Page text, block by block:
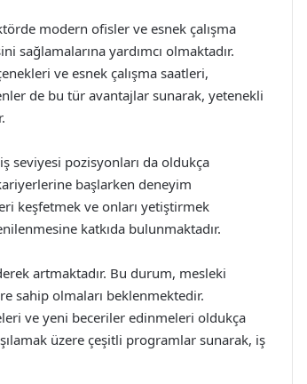
modern ofisler ve esnek çalışma
sağlamalarına yardımcı olmaktadır.
ve esnek çalışma saatleri,
de bu tür avantajlar sunarak, yetenekli
seviyesi pozisyonları da oldukça
başlarken deneyim
keşfetmek ve onları yetiştirmek
katkıda bulunmaktadır.
artmaktadır. Bu durum, mesleki
sahip olmaları beklenmektedir.
ve yeni beceriler edinmeleri oldukça
üzere çeşitli programlar sunarak, iş